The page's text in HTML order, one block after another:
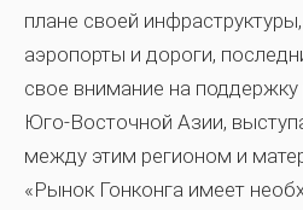
плане своей
аэропорты и дороги,
свое внимание на
Юго-Восточной Азии,
между этим регионом и
«Рынок Гонконга имеет